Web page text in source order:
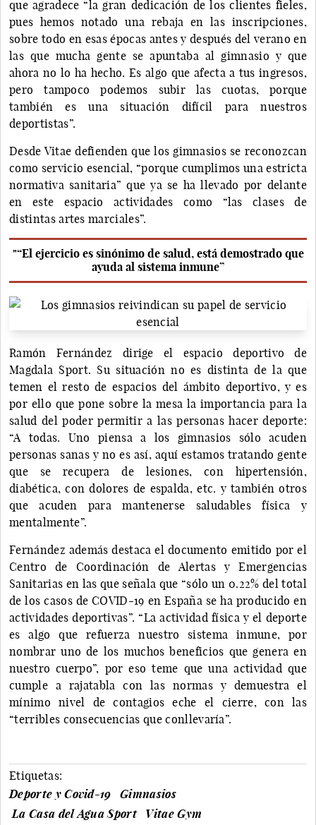
que agradece “la gran dedicación de los clientes fieles,
pues hemos notado una rebaja en las inscripciones,
sobre todo en esas épocas antes y después del verano en
las que mucha gente se apuntaba al gimnasio y que
ahora no lo ha hecho. Es algo que afecta a tus ingresos,
pero tampoco podemos subir las cuotas, porque
también es una situación difícil para nuestros
deportistas”.
Desde Vitae defienden que los gimnasios se reconozcan
como servicio esencial, “porque cumplimos una estricta
normativa sanitaria” que ya se ha llevado por delante
en este espacio actividades como “las clases de
distintas artes marciales”.
"“El ejercicio es sinónimo de salud, está demostrado que
ayuda al sistema inmune”
Ramón Fernández dirige el espacio deportivo de
Magdala Sport. Su situación no es distinta de la que
temen el resto de espacios del ámbito deportivo, y es
por ello que pone sobre la mesa la importancia para la
salud del poder permitir a las personas hacer deporte:
“A todas. Uno piensa a los gimnasios sólo acuden
personas sanas y no es así, aquí estamos tratando gente
que se recupera de lesiones, con hipertensión,
diabética, con dolores de espalda, etc. y también otros
que acuden para mantenerse saludables física y
mentalmente”.
Fernández además destaca el documento emitido por el
Centro de Coordinación de Alertas y Emergencias
Sanitarias en las que señala que “sólo un 0.22% del total
de los casos de COVID-19 en España se ha producido en
actividades deportivas”. “La actividad física y el deporte
es algo que refuerza nuestro sistema inmune, por
nombrar uno de los muchos beneficios que genera en
nuestro cuerpo”, por eso teme que una actividad que
cumple a rajatabla con las normas y demuestra el
mínimo nivel de contagios eche el cierre, con las
“terribles consecuencias que conllevaría”.
Etiquetas:
Deporte y Covid-19
Gimnasios
La Casa del Agua Sport
Vitae Gym